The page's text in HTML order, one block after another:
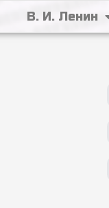
В. И. Ленин